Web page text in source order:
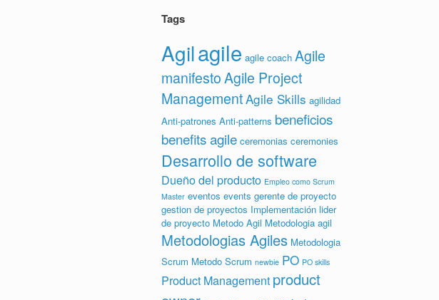
Tags
Agilagile agile coach Agile
manifestoAgile Project
ManagementAgile Skills agilidad
Anti-patrones Anti-patterns beneficios
benefits agile ceremonias ceremonies
Desarrollo de software
Dueño del producto Empleo como Scrum
Master eventos events gerente de proyecto
gestion de proyectos Implementación lider
de proyecto Metodo Agil Metodologia agil
Metodologias Agiles Metodologia
Scrum Metodo Scrum newbie PO PO skills
Product Management product